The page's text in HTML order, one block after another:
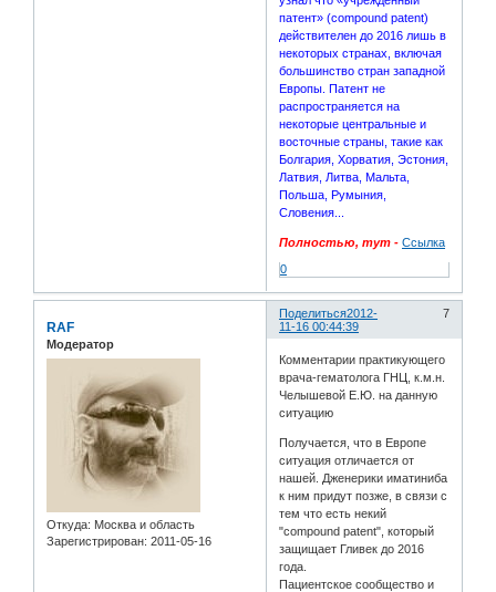
патент» (compound patent)
действителен до 2016 лишь в
некоторых странах, включая
большинство стран западной
Европы. Патент не
распространяется на
некоторые центральные и
восточные страны, такие как
Болгария, Хорватия, Эстония,
Латвия, Литва, Мальта,
Польша, Румыния,
Словения...
Полностью, тут - Ссылка
0
Поделиться 7
2012-
11-16 00:44:39
RAF
Модератор
Откуда: Москва и область
Зарегистрирован: 2011-05-16
Комментарии практикующего
врача-гематолога ГНЦ, к.м.н.
Челышевой Е.Ю. на данную
ситуацию
Получается, что в Европе
ситуация отличается от
нашей. Дженерики иматиниба
к ним придут позже, в связи с
тем что есть некий
"compound patent", который
защищает Гливек до 2016
года.
Пациентское сообщество и